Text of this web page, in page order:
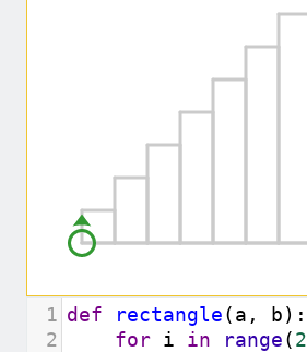
1 def rectangle(a , b):
2
for i in range(2